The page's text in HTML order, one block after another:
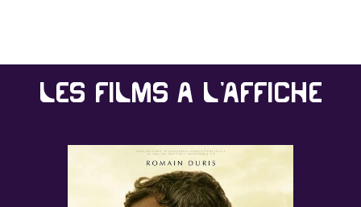
Les films à l'affiche